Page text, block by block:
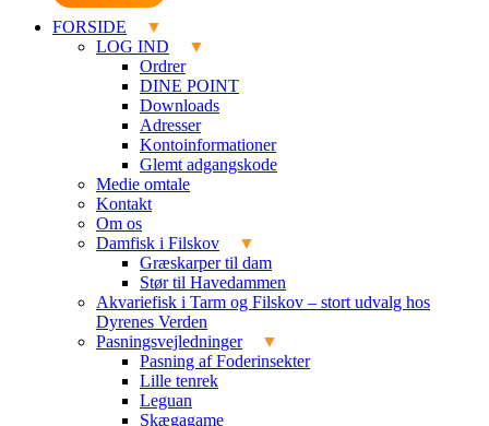
FORSIDE
LOG IND
Ordrer
DINE POINT
Downloads
Adresser
Kontoinformationer
Glemt adgangskode
Medie omtale
Kontakt
Om os
Damfisk i Filskov
Græskarper til dam
Stør til Havedammen
Akvariefisk i Tarm og Filskov – stort udvalg hos
Dyrenes Verden
Pasningsvejledninger
Pasning af Foderinsekter
Lille tenrek
Leguan
Skægagame